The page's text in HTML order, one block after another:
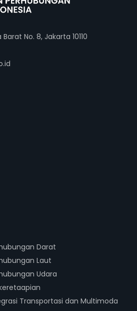
No. 8, Jakarta 10110
Darat
Laut
Udara
Transportasi dan Multimoda